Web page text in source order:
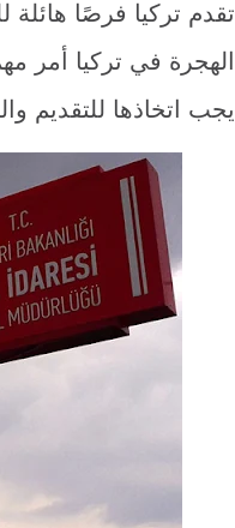
تقدم تركيا فرصًا هائلة
الهجرة في تركيا أمر
يجب اتخاذها للتقديم